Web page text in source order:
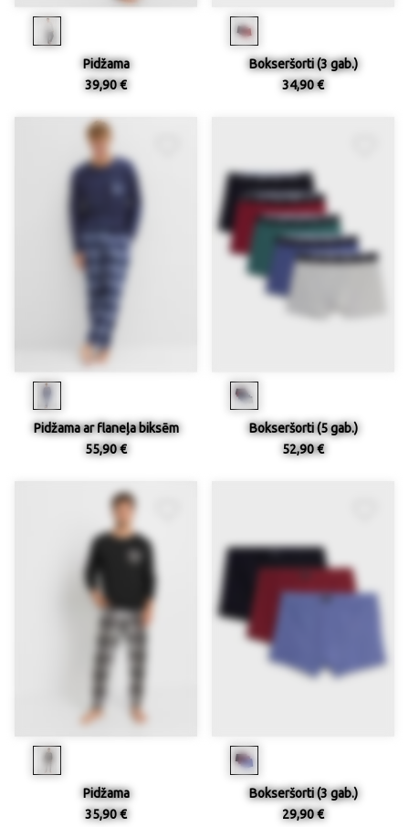
Pidžama
39,90 €
Bokseršorti (3 gab.)
34,90 €
Pidžama ar flaneļa biksēm
55,90 €
Bokseršorti (5 gab.)
52,90 €
Pidžama
35,90 €
Bokseršorti (3 gab.)
29,90 €